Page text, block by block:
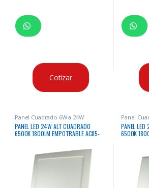
Cotizar
Panel Cuadrado 6W a 24W
PANEL LED 24W ALT CUADRADO
6500K 1800LM EMPOTRABLE AC85-
Panel
PANEL LED
6500K